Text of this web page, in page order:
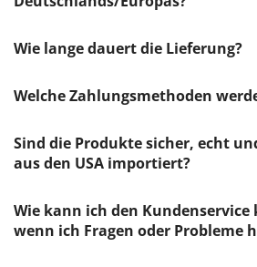
Wie lange dauert die Lieferung?
Welche Zahlungsmethoden
Sind die Produkte sicher, echt
aus den USA importiert?
Wie kann ich den
wenn ich Fragen oder Probleme